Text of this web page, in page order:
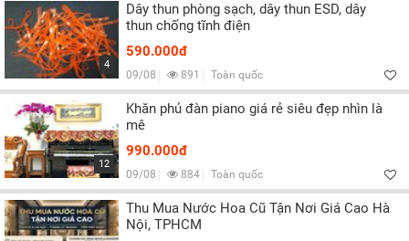
4
Dây thun phòng sạch, dây thun ESD, dây
thun chống tĩnh điện
590.000đ
09/08 891 Toàn quốc
12
Khăn phủ đàn piano giá rẻ siêu đẹp nhìn là
mê
990.000đ
09/08 884 Toàn quốc
Thu Mua Nước Hoa Cũ Tận Nơi Giá Cao Hà
Nội, TPHCM